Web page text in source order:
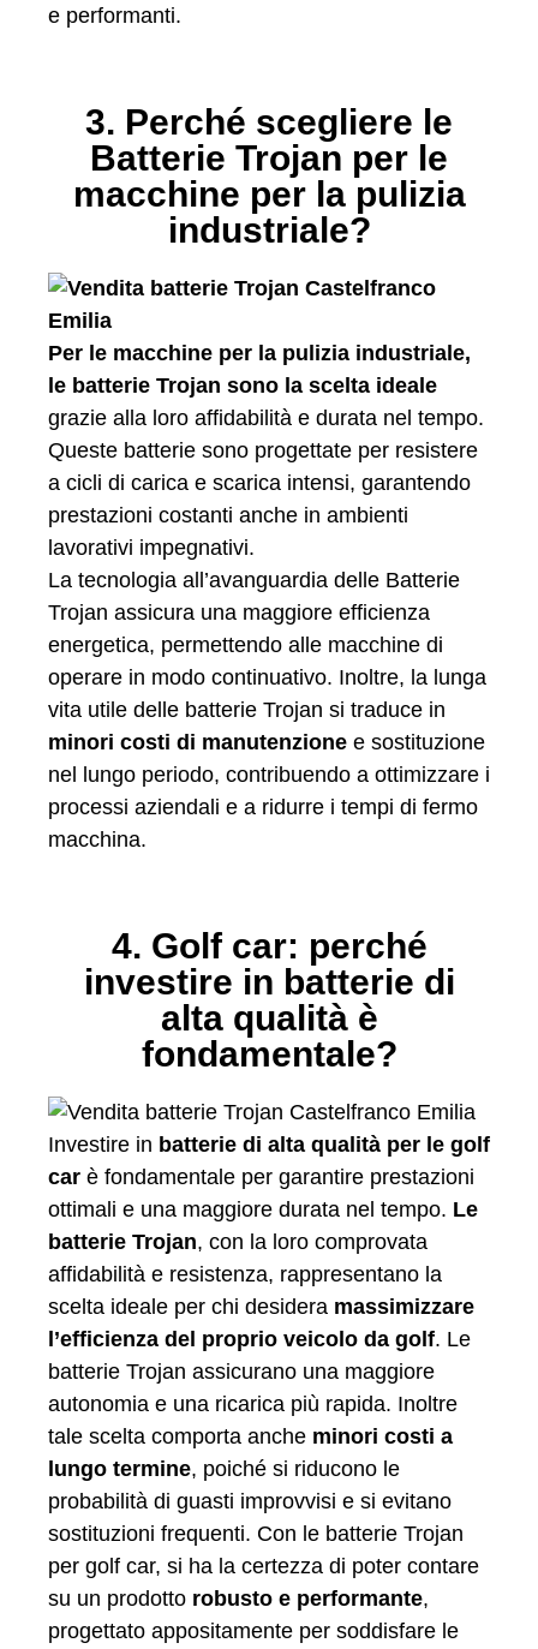
e performanti.
3. Perché scegliere le
Batterie Trojan per le
macchine per la pulizia
industriale?
Per le macchine per la pulizia industriale,
le batterie Trojan sono la scelta ideale
grazie alla loro affidabilità e durata nel tempo.
Queste batterie sono progettate per resistere
a cicli di carica e scarica intensi, garantendo
prestazioni costanti anche in ambienti
lavorativi impegnativi.
La tecnologia all’avanguardia delle Batterie
Trojan assicura una maggiore efficienza
energetica, permettendo alle macchine di
operare in modo continuativo. Inoltre, la lunga
vita utile delle batterie Trojan si traduce in
minori costi di manutenzione e sostituzione
nel lungo periodo, contribuendo a ottimizzare i
processi aziendali e a ridurre i tempi di fermo
macchina.
4. Golf car: perché
investire in batterie di
alta qualità è
fondamentale?
Investire in batterie di alta qualità per le golf
car è fondamentale per garantire prestazioni
ottimali e una maggiore durata nel tempo. Le
batterie Trojan, con la loro comprovata
affidabilità e resistenza, rappresentano la
scelta ideale per chi desidera massimizzare
l’efficienza del proprio veicolo da golf. Le
batterie Trojan assicurano una maggiore
autonomia e una ricarica più rapida. Inoltre
tale scelta comporta anche minori costi a
lungo termine, poiché si riducono le
probabilità di guasti improvvisi e si evitano
sostituzioni frequenti. Con le batterie Trojan
per golf car, si ha la certezza di poter contare
su un prodotto robusto e performante,
progettato appositamente per soddisfare le